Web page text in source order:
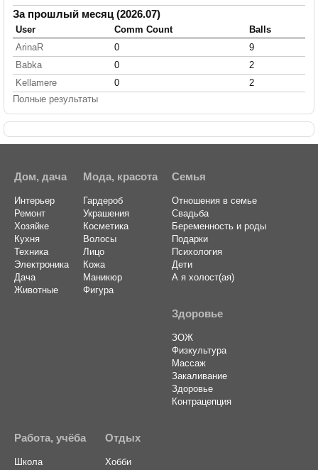
За прошлый месяц (2026.07)
User Comm Count
Balls
ArinaR
0
9
Babka
0
2
Kellamere
0
2
Полные результаты
Дом, дача
Интерьер
Ремонт
Хозяйке
Кухня
Техника
Электроника
Дача
Животные
Мода, красота
Гардероб
Украшения
Косметика
Волосы
Лицо
Кожа
Маникюр
Фигура
Семья
Отношения в семье
Свадьба
Беременность и роды
Подарки
Психология
Дети
А я холост(ая)
Здоровье
ЗОЖ
Физкультура
Массаж
Закаливание
Здоровье
Контрацепция
Работа, учёба
Школа
Отдых
Хобби